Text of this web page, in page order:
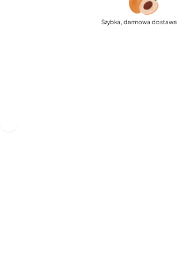
Szybka, darmowa dostawa